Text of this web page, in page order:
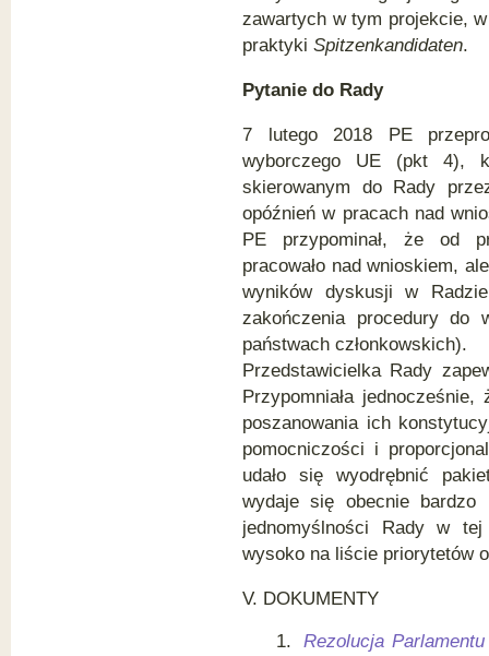
zawartych w tym projekcie,
praktyki Spitzenkandidaten.
Pytanie do Rady
7 lutego 2018 PE
wyborczego UE (pkt 4),
skierowanym do Rady
opóźnień w pracach nad
PE przypominał, że od
pracowało nad wnioskiem,
wyników dyskusji w
zakończenia procedury do
państwach członkowskich).
Przedstawicielka Rady
Przypomniała
poszanowania ich
pomocniczości i
udało się wyodrębnić
wydaje się obecnie bardzo
jednomyślności Rady w
wysoko na liście priorytetów
V. DOKUMENTY
Rezolucja